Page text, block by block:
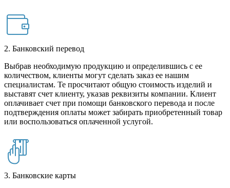
2. Банковский перевод
Выбрав необходимую продукцию и определившись с ее
количеством, клиенты могут сделать заказ ее нашим
специалистам. Те просчитают общую стоимость изделий и
выставят счет клиенту, указав реквизиты компании. Клиент
оплачивает счет при помощи банковского перевода и после
подтверждения оплаты может забирать приобретенный товар
или воспользоваться оплаченной услугой.
3. Банковские карты